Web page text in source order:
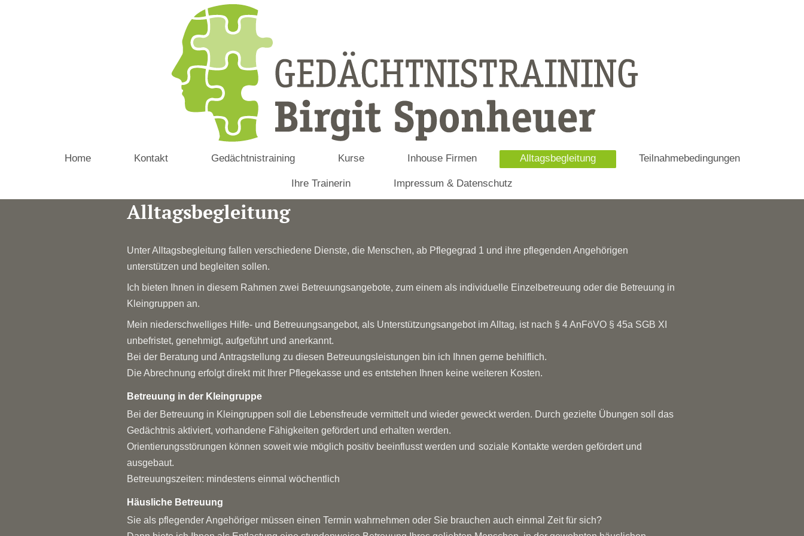
Home Kontakt Gedächtnistraining Kurse Inhouse Firmen Alltagsbegleitung Teilnahmebedingungen
Ihre Trainerin Impressum & Datenschutz
Alltagsbegleitung
Unter Alltagsbegleitung fallen verschiedene Dienste, die Menschen, ab Pflegegrad 1 und ihre pflegenden Angehörigen
unterstützen und begleiten sollen.
Ich bieten Ihnen in diesem Rahmen zwei Betreuungsangebote, zum einem als individuelle Einzelbetreuung oder die Betreuung in
Kleingruppen an.
Mein niederschwelliges Hilfe- und Betreuungsangebot, als Unterstützungsangebot im Alltag, ist nach § 4 AnFöVO § 45a SGB XI
unbefristet, genehmigt, aufgeführt und anerkannt.
Bei der Beratung und Antragstellung zu diesen Betreuungsleistungen bin ich Ihnen gerne behilflich.
Die Abrechnung erfolgt direkt mit Ihrer Pflegekasse und es entstehen Ihnen keine weiteren Kosten.
Betreuung in der Kleingruppe
Bei der Betreuung in Kleingruppen soll die Lebensfreude vermittelt und wieder geweckt werden. Durch gezielte Übungen soll das
Gedächtnis aktiviert, vorhandene Fähigkeiten gefördert und erhalten werden.
Orientierungsstörungen können soweit wie möglich positiv beeinflusst werden und soziale Kontakte werden gefördert und
ausgebaut.
Betreuungszeiten: mindestens einmal wöchentlich
Häusliche Betreuung
Sie als pflegender Angehöriger müssen einen Termin wahrnehmen oder Sie brauchen auch einmal Zeit für sich?